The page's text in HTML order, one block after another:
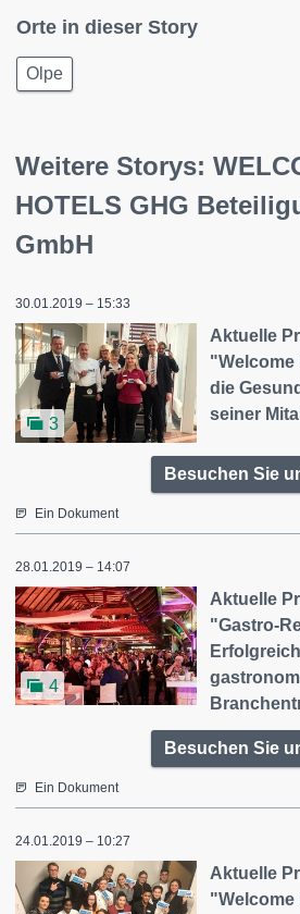
Orte in dieser Story
Olpe
Weitere Storys:
HOTELS GHG
GmbH
30.01.2019 – 15:33
3
Aktuelle
"Welcome
die
seiner
Besuchen Sie
Ein Dokument
28.01.2019 – 14:07
4
Aktuelle
"Gastro-
Besuchen Sie
Ein Dokument
24.01.2019 – 10:27
Aktuelle
"Welcome